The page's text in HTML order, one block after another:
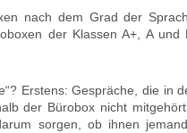
nach dem Grad der
der Klassen A+, A und
Erstens: Gespräche, die in
der Bürobox nicht
sorgen, ob ihnen